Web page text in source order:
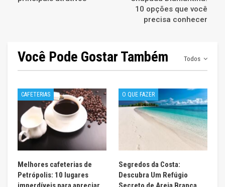
10 opções que você
precisa conhecer
Todos
Você Pode Gostar Também
CAFETERIAS
Melhores cafeterias de
Petrópolis: 10 lugares
O QUE FAZER
Segredos da Costa:
Descubra Um Refúgio